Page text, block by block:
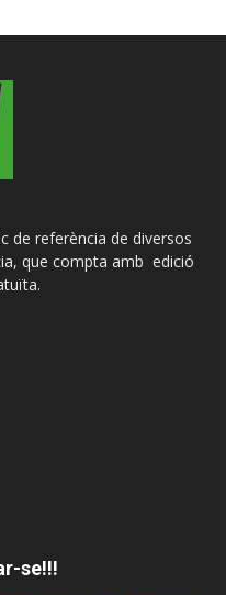
de referència de diversos
que compta amb edició
se!!!